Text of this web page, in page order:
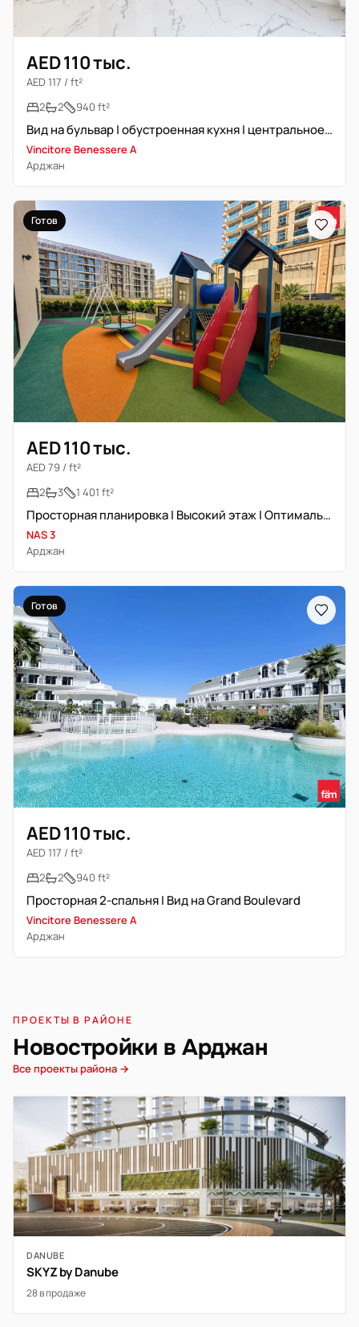
AED 110 тыс.
AED 117 / ft²
2
2 940 ft²
Вид на бульвар | обустроенная кухня | центральное расположение
Vincitore Benessere A
Арджан
Готов
AED 110 тыс.
AED 79 / ft²
2
3 1 401 ft²
Просторная планировка | Высокий этаж | Оптимальная цена
NAS 3
Арджан
Готов
AED 110 тыс.
AED 117 / ft²
2
2 940 ft²
Просторная 2-спальня | Вид на Grand Boulevard
Vincitore Benessere A
Арджан
ПРОЕКТЫ В РАЙОНЕ
Новостройки в Арджан
Все проекты района →
DANUBE
SKYZ by Danube
28 в продаже